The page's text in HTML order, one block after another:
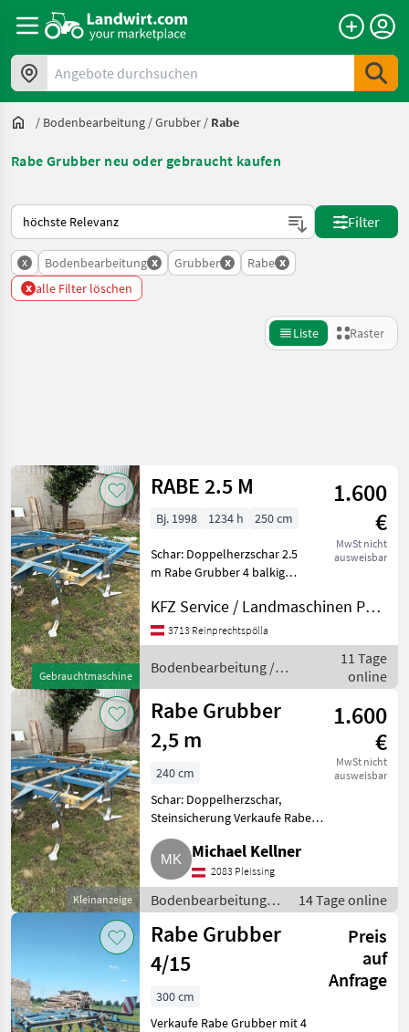
Angebote durchsuchen
/ Bodenbearbeitung /Grubber / Rabe
Rabe Grubber neu oder gebraucht kaufen
So wird auf Landwirt.com sortiert
Filter
x Bodenbearbeitung x Grubber x Rabe x
x alle Filter löschen
Liste Raster
Kategorie 4 Land Filter
AKTUELLER
PFAD
Landtechnik
Bodenbearbeitung
Grubber
Rabe
KATEGORIE
WÄHLEN
Rabe
Horsch
Köckerling
Lemken
Alle 51
anzeigen
Zurücksetzen
Ergebnisse
anzeigen
Gebrauchtmaschine
RABE 2.5 M
1.600
€
MwSt nicht
ausweisbar
Bj. 1998 1234 h 250 cm
Schar: Doppelherzschar 2.5
m Rabe Grubber 4 balkig
Flügelschar Zustreicher
Flachstabwalze
Bodenbearbeitung Grubber
KFZ Service / Landmaschinen Philipp Manhart
3713 Reinprechtspölla
Bodenbearbeitung /
Rabe
11 Tage
online
Kleinanzeige
Rabe Grubber
2,5 m
1.600
€
MwSt nicht
ausweisbar
240 cm
Schar: Doppelherzschar,
Steinsicherung Verkaufe Rabe
Grubber 2, 5 m.
Bodenbearbeitung Grubber
Michael Kellner
2083 Pleissing
Bodenbearbeitung /
Grubber
14 Tage online
Rabe Grubber
4/15
Preis
auf
Anfrage
300 cm
Verkaufe Rabe Grubber mit 4